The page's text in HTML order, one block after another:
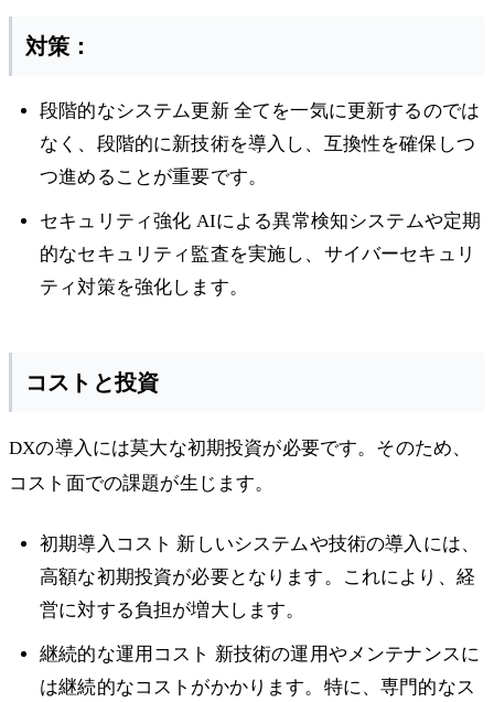
対策：
段階的なシステム更新 全てを一気に更新するのでは
なく、段階的に新技術を導入し、互換性を確保しつ
つ進めることが重要です。
セキュリティ強化 AIによる異常検知システムや定期
的なセキュリティ監査を実施し、サイバーセキュリ
ティ対策を強化します。
コストと投資
DXの導入には莫大な初期投資が必要です。そのため、
コスト面での課題が生じます。
初期導入コスト 新しいシステムや技術の導入には、
高額な初期投資が必要となります。これにより、経
営に対する負担が増大します。
継続的な運用コスト 新技術の運用やメンテナンスに
は継続的なコストがかかります。特に、専門的なス